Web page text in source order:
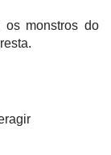
os monstros do